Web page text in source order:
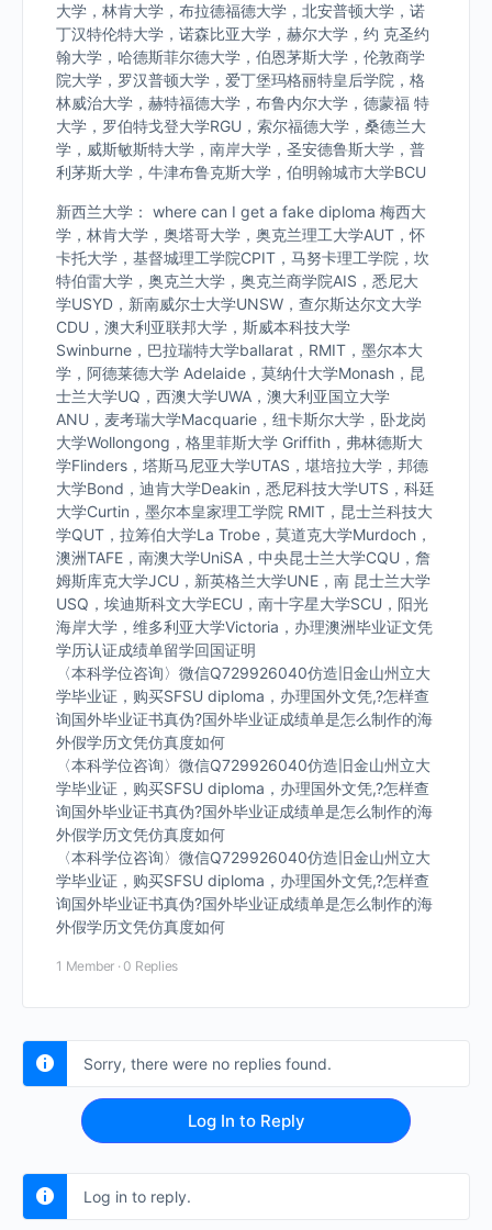
大学，林肯大学，布拉德福德大学，北安普顿大学，诺
丁汉特伦特大学，诺森比亚大学，赫尔大学，约 克圣约
翰大学，哈德斯菲尔德大学，伯恩茅斯大学，伦敦商学
院大学，罗汉普顿大学，爱丁堡玛格丽特皇后学院，格
林威治大学，赫特福德大学，布鲁内尔大学，德蒙福 特
大学，罗伯特戈登大学RGU，索尔福德大学，桑德兰大
学，威斯敏斯特大学，南岸大学，圣安德鲁斯大学，普
利茅斯大学，牛津布鲁克斯大学，伯明翰城市大学BCU
新西兰大学： where can I get a fake diploma 梅西大
学，林肯大学，奥塔哥大学，奥克兰理工大学AUT，怀
卡托大学，基督城理工学院CPIT，马努卡理工学院，坎
特伯雷大学，奥克兰大学，奥克兰商学院AIS，悉尼大
学USYD，新南威尔士大学UNSW，查尔斯达尔文大学
CDU，澳大利亚联邦大学，斯威本科技大学
Swinburne，巴拉瑞特大学ballarat，RMIT，墨尔本大
学，阿德莱德大学 Adelaide，莫纳什大学Monash，昆
士兰大学UQ，西澳大学UWA，澳大利亚国立大学
ANU，麦考瑞大学Macquarie，纽卡斯尔大学，卧龙岗
大学Wollongong，格里菲斯大学 Griffith，弗林德斯大
学Flinders，塔斯马尼亚大学UTAS，堪培拉大学，邦德
大学Bond，迪肯大学Deakin，悉尼科技大学UTS，科廷
大学Curtin，墨尔本皇家理工学院 RMIT，昆士兰科技大
学QUT，拉筹伯大学La Trobe，莫道克大学Murdoch，
澳洲TAFE，南澳大学UniSA，中央昆士兰大学CQU，詹
姆斯库克大学JCU，新英格兰大学UNE，南 昆士兰大学
USQ，埃迪斯科文大学ECU，南十字星大学SCU，阳光
海岸大学，维多利亚大学Victoria，办理澳洲毕业证文凭
学历认证成绩单留学回国证明
〈本科学位咨询〉微信Q729926040仿造旧金山州立大
学毕业证，购买SFSU diploma，办理国外文凭,?怎样查
询国外毕业证书真伪?国外毕业证成绩单是怎么制作的海
外假学历文凭仿真度如何
〈本科学位咨询〉微信Q729926040仿造旧金山州立大
学毕业证，购买SFSU diploma，办理国外文凭,?怎样查
询国外毕业证书真伪?国外毕业证成绩单是怎么制作的海
外假学历文凭仿真度如何
〈本科学位咨询〉微信Q729926040仿造旧金山州立大
学毕业证，购买SFSU diploma，办理国外文凭,?怎样查
询国外毕业证书真伪?国外毕业证成绩单是怎么制作的海
外假学历文凭仿真度如何
1 Member · 0 Replies
Sorry, there were no replies found.
Log In to Reply
Log in to reply.